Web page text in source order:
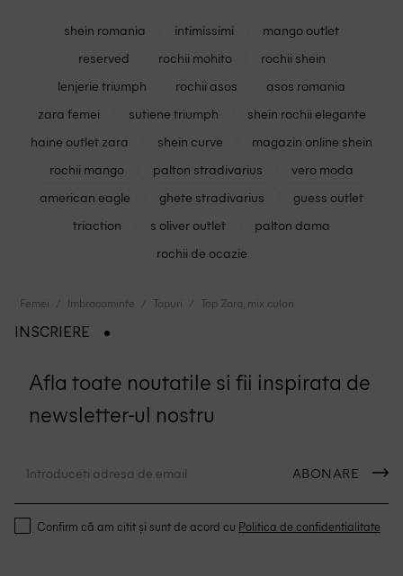
shein romania intimissimi
mango outlet
reserved
rochii mohito
rochii shein
lenjerie triumph
rochii asos
asos romania
zara femei
sutiene triumph
shein rochii elegante
haine outlet zara
shein curve
magazin online shein
rochii mango
palton stradivarius
vero moda
american eagle
ghete stradivarius
guess outlet
triaction
s oliver outlet
palton dama
rochii de ocazie
Femei Imbracaminte Topuri Top Zara, mix culori
INSCRIERE
Afla toate noutatile si fii inspirata de
newsletter-ul nostru
ABONARE
Confirm că am citit și sunt de acord cu Politica de confidentialitate